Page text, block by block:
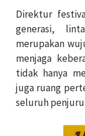
Direktur
generasi,
merupakan
menjaga
tidak hanya
juga ruang
seluruh penjuru